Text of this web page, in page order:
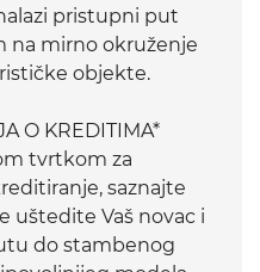
pristupni put
na mirno okruženje
objekte.
O KREDITIMA*
tvrtkom za
saznajte
uštedite Vaš novac i
do stambenog